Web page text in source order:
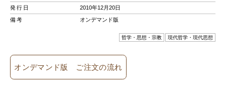
発行日
2010年12月20日
備考
オンデマンド版
哲学・思想・宗教 現代哲学・現代思想
オンデマンド版 ご注文の流れ